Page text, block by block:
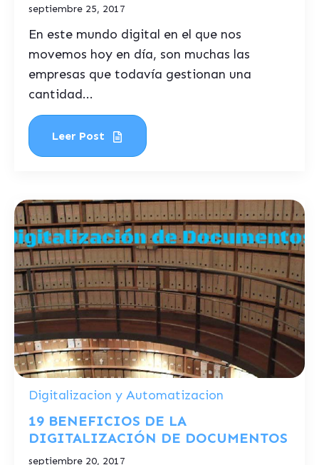
septiembre 25, 2017
En este mundo digital en el que nos
movemos hoy en día, son muchas las
empresas que todavía gestionan una
cantidad...
Leer Post
Digitalizacion y Automatizacion
19 BENEFICIOS DE LA
DIGITALIZACIÓN DE DOCUMENTOS
septiembre 20, 2017